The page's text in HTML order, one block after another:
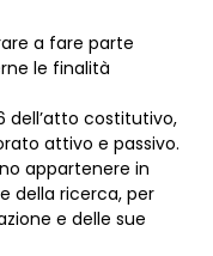
a fare parte
le finalità
dell’atto costitutivo,
attivo e passivo.
appartenere in
della ricerca, per
e delle sue